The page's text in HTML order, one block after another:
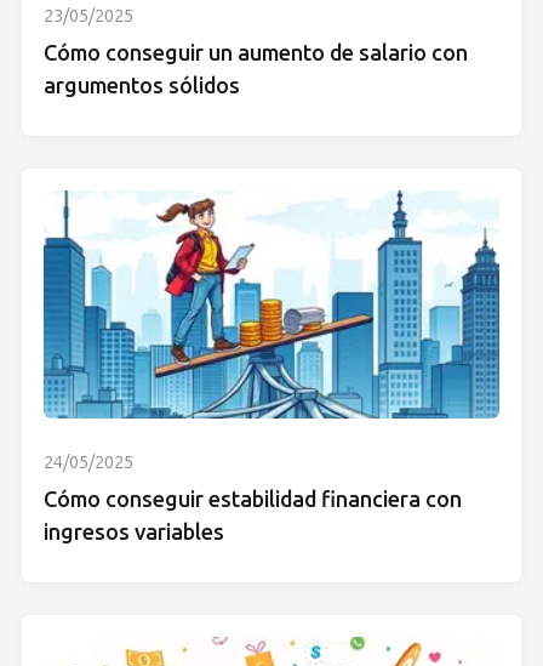
23/05/2025
Cómo conseguir un aumento de salario con
argumentos sólidos
24/05/2025
Cómo conseguir estabilidad financiera con
ingresos variables